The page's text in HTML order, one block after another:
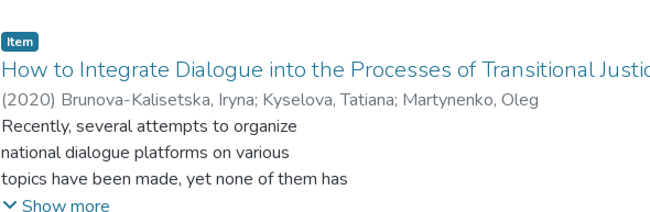
правосуддя, концептуалізовано три функції діалогу в перехідному
публічних консультацій щодо перехідного правосуддя; 2) діалог як
рішень; 3) діалог як інструмент примирення і формування суспільних
відомих досліджень і особистого практичного досвіду ведення діалогових
запропоновано тематичні фокуси діалогів у межах чотирьох напрямів
обґрунтовано основні практичні підходи щодо включення фасилітованого
упровадження державної політики в сфері перехідного правосуддя в Україні.
Item
How to Integrate Dialogue into the Processes of Transitional
(2020) Brunova-Kalisetska, Iryna; Kyselova, Tatiana; Martynenko, Oleg
Recently, several attempts to organize
national dialogue platforms on various
topics have been made, yet none of them has
been fully implemented. We hear more and
Show more